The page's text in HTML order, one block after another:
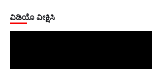
ವಿಡಿಯೊ ವೀಕ್ಷಿಸಿ